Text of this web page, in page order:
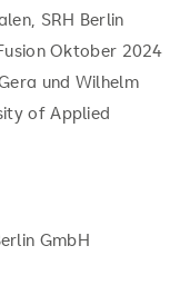
SRH Berlin
Oktober 2024
und Wilhelm
of Applied
GmbH